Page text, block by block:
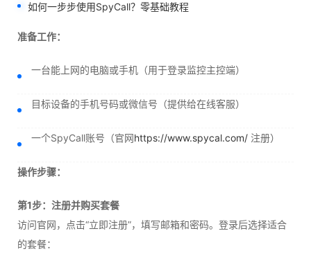
如何一步步使用SpyCall？零基础教程
准备工作：
一台能上网的电脑或手机（用于登录监控主控端）
目标设备的手机号码或微信号（提供给在线客服）
一个SpyCall账号（官网https://www.spycal.com/ 注册）
操作步骤：
第1步：注册并购买套餐
访问官网，点击“立即注册”，填写邮箱和密码。登录后选择适合
的套餐：